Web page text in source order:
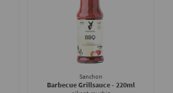
Sanchon
Barbecue Grillsauce- 220ml